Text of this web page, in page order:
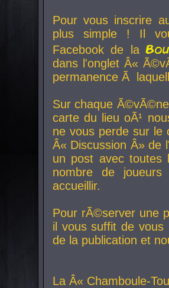
Pour vous inscrire
plus simple ! Il
Facebook de la
dans l'onglet Â«
permanence Ã
Sur chaque
carte du lieu oÃ¹
ne vous perde sur le
Â« Discussion Â» de
un post avec toutes
nombre de
accueillir.
Pour rÃ©server une
il vous suffit de vous
de la publication et
La Â« Chamboule-